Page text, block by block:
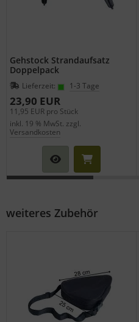
Gehstock Strandaufsatz
Doppelpack
Lieferzeit: 1-3 Tage
23,90 EUR
11,95 EUR pro Stück
inkl. 19 % MwSt. zzgl.
Versandkosten
weiteres Zubehör